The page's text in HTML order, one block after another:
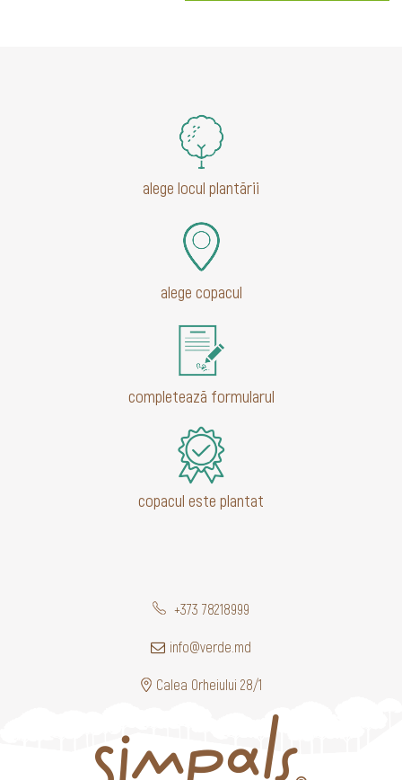
alege locul plantării
alege copacul
completează formularul
copacul este plantat
+373 78218999
info@verde.md
Calea Orheiului 28/1